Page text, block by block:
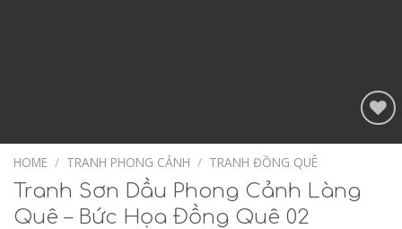
Add to
HOME / TRANH PHONG CẢNH / TRANH ĐỒNG QUÊ
Tranh Sơn Dầu Phong Cảnh Làng
Quê – Bức Họa Đồng Quê 02